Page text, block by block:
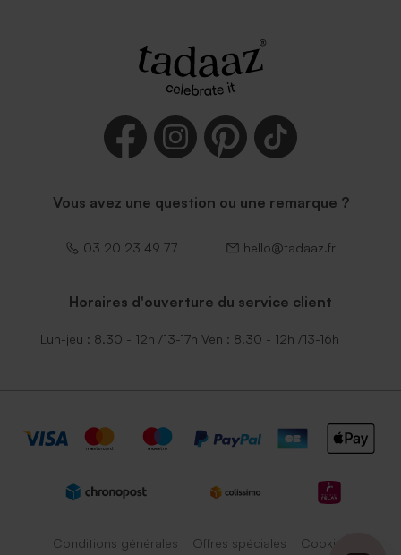
Vous avez une question ou une remarque ?
03 20 23 49 77 hello@tadaaz.fr
Horaires d'ouverture du service client
Lun-jeu : 8.30 - 12h /13-17h Ven : 8.30 - 12h /13-16h
Conditions générales Offres spéciales Cookies